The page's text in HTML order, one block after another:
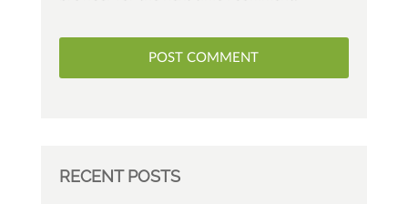
RECENT POSTS